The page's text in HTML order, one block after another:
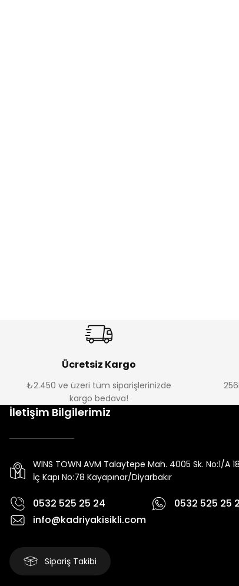
Ücretsiz Kargo
₺2.450 ve üzeri tüm siparişlerinizde
kargo bedava!
İletişim Bilgilerimiz
WINS TOWN AVM Talaytepe Mah. 4005 Sk. No:1/A
İç Kapı No:78 Kayapınar/Diyarbakır
0532 525 25 24
0532 525 25
info@kadriyakisikli.com
Sipariş Takibi